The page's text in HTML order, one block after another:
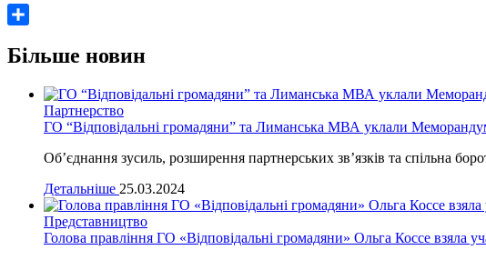
Більше новин
Партнерство
ГО “Відповідальні громадяни” та Лиманська МВА уклали
Об’єднання зусиль, розширення партнерських зв’язків та спільна
Детальніше 25.03.2024
Представництво
Голова правління ГО «Відповідальні громадяни» Ольга Коссе взяла